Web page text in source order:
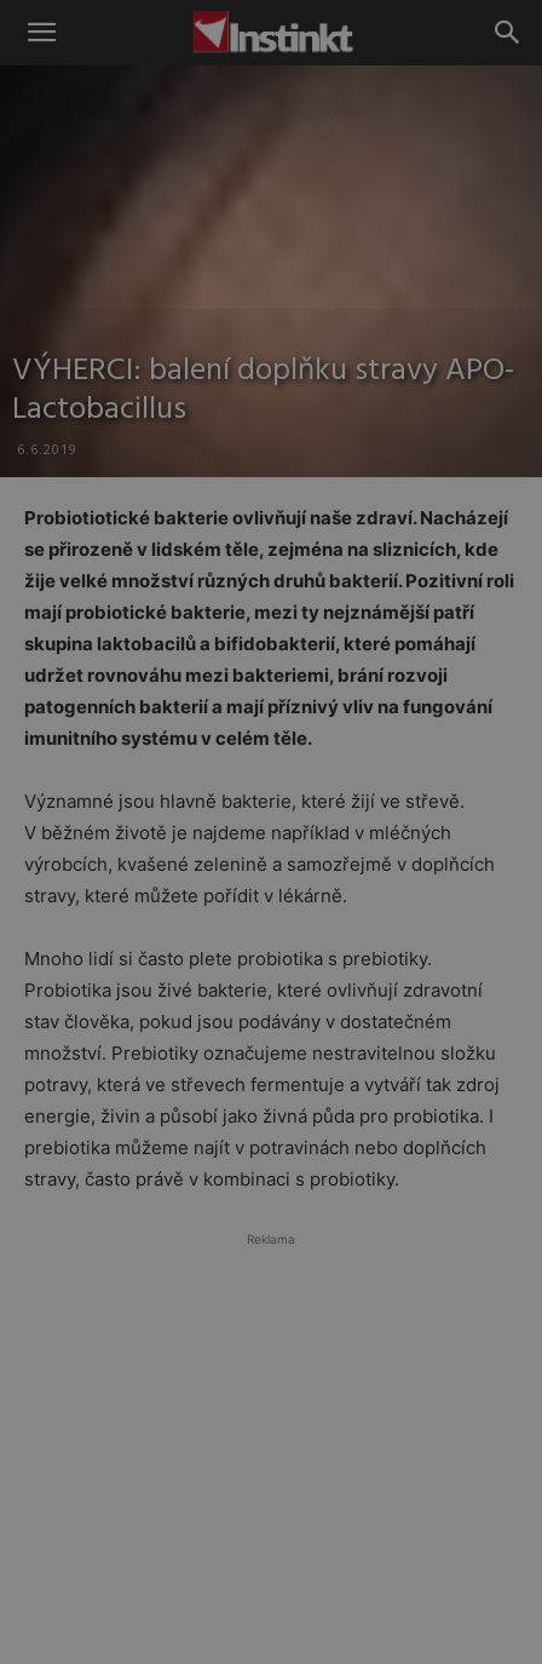
Instinkt
VÝHERCI: balení doplňku stravy APO-
Lactobacillus
6.6.2019
Probiotiotické bakterie ovlivňují naše zdraví. Nacházejí
se přirozeně v lidském těle, zejména na sliznicích, kde
žije velké množství různých druhů bakterií. Pozitivní roli
mají probiotické bakterie, mezi ty nejznámější patří
skupina laktobacilů a bifidobakterií, které pomáhají
udržet rovnováhu mezi bakteriemi, brání rozvoji
patogenních bakterií a mají příznivý vliv na fungování
imunitního systému v celém těle.
Významné jsou hlavně bakterie, které žijí ve střevě.
V běžném životě je najdeme například v mléčných
výrobcích, kvašené zelenině a samozřejmě v doplňcích
stravy, které můžete pořídit v lékárně.
Mnoho lidí si často plete probiotika s prebiotiky.
Probiotika jsou živé bakterie, které ovlivňují zdravotní
stav člověka, pokud jsou podávány v dostatečném
množství. Prebiotiky označujeme nestravitelnou složku
potravy, která ve střevech fermentuje a vytváří tak zdroj
energie, živin a působí jako živná půda pro probiotika. I
prebiotika můžeme najít v potravinách nebo doplňcích
stravy, často právě v kombinaci s probiotiky.
Reklama